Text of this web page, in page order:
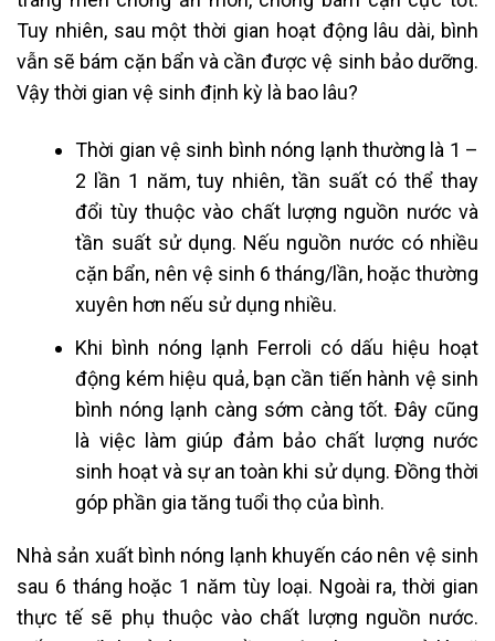
Tuy nhiên, sau một thời gian hoạt động lâu dài, bình
vẫn sẽ bám cặn bẩn và cần được vệ sinh bảo dưỡng.
Vậy thời gian vệ sinh định kỳ là bao lâu?
Thời gian vệ sinh bình nóng lạnh thường là 1 –
2 lần 1 năm, tuy nhiên, tần suất có thể thay
đổi tùy thuộc vào chất lượng nguồn nước và
tần suất sử dụng. Nếu nguồn nước có nhiều
cặn bẩn, nên vệ sinh 6 tháng/lần, hoặc thường
xuyên hơn nếu sử dụng nhiều.
Khi bình nóng lạnh Ferroli có dấu hiệu hoạt
động kém hiệu quả, bạn cần tiến hành vệ sinh
bình nóng lạnh càng sớm càng tốt. Đây cũng
là việc làm giúp đảm bảo chất lượng nước
sinh hoạt và sự an toàn khi sử dụng. Đồng thời
góp phần gia tăng tuổi thọ của bình.
Nhà sản xuất bình nóng lạnh khuyến cáo nên vệ sinh
sau 6 tháng hoặc 1 năm tùy loại. Ngoài ra, thời gian
thực tế sẽ phụ thuộc vào chất lượng nguồn nước.